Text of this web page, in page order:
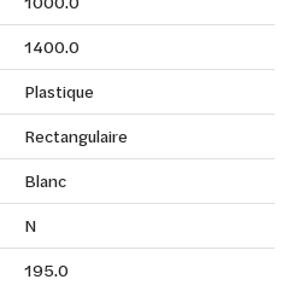
1400.0
Plastique
Rectangulaire
Blanc
N
195.0